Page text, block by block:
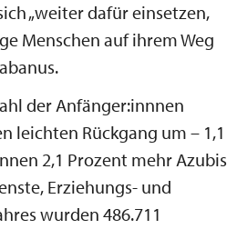
„weiter dafür einsetzen,
Menschen auf ihrem Weg
der Anfänger:innnen
leichten Rückgang um – 1,1
2,1 Prozent mehr Azubis
Erziehungs- und
wurden 486.711